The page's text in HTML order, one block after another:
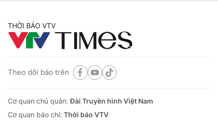
THỜI BÁO VTV
Theo dõi báo trên
Cơ quan chủ quản:Đài Truyền hình Việt Nam
Cơ quan báo chí: Thời báo VTV